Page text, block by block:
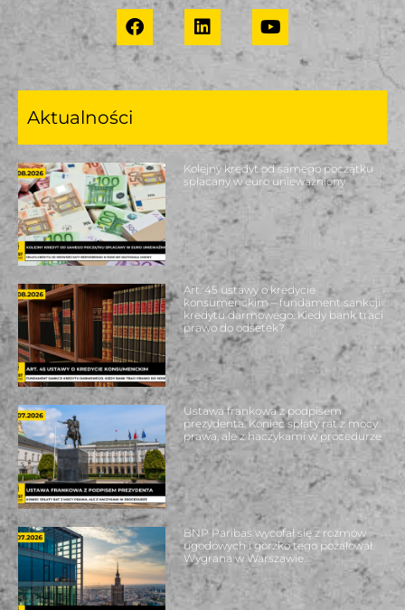
Aktualności
Kolejny kredyt od samego początku
spłacany w euro unieważniony
Art. 45 ustawy o kredycie
konsumenckim – fundament sankcji
kredytu darmowego. Kiedy bank traci
prawo do odsetek?
Ustawa frankowa z podpisem
prezydenta. Koniec spłaty rat z mocy
prawa, ale z haczykami w procedurze
BNP Paribas wycofał się z rozmów
ugodowych i gorzko tego pożałował.
Wygrana w Warszawie.